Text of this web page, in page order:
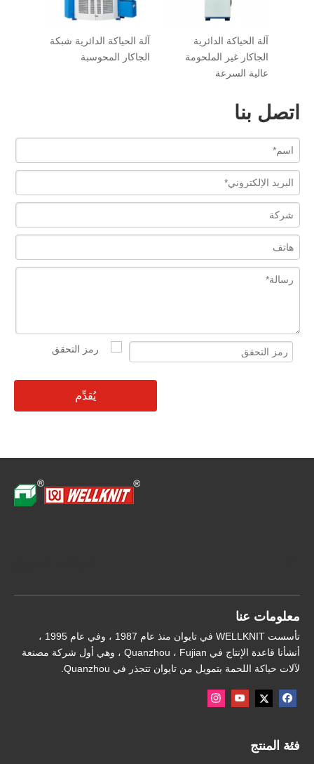
آلة الحياكة الدائرية شبكة
الجاكار المحوسبة
آلة الحياكة الدائرية
الجاكار غير الملحومة
عالية السرعة
اتصل بنا
يُقدِّم
معلومات عنا
تأسست WELLKNIT في تايوان منذ عام 1987 ، وفي عام 1995 ،
أنشأنا قاعدة الإنتاج في Quanzhou ، Fujian ، وهي أول شركة مصنعة
لآلات حياكة اللحمة بتمويل من تايوان تتجذر في Quanzhou.
فئة المنتج